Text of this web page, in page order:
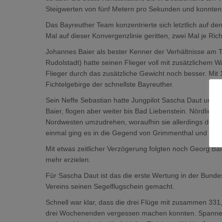
Steigwerten von fünf Metern pro Sekunden und
Das Bayreuther Team konzentrierte sich letztlich auf
Mal auf dieser Konvergenzlinie geritten, zwei Mal je
Johannes Baier als bester Kenner der Verhältnisse
Rudolstadt) hatte seinen Flieger voll mit zusätzlichem
Flieger durch das zusätzliche Gewicht noch besser.
Fichtelgebirge der schnellste Bayreuther.
Sein Neffe Sebastian hatte Jungpilot Sascha Daut
Baier, flogen aber weiter bis Bad Liebenstein. Nördlich
Nordwesten umzudrehen, woraufhin sie allerdings
einmal ging es in die Gegend von Grimmenthal und
Mit etwas zeitlicher Verzögerung folgten noch Georg
mehr erzielen.
Für Sascha Daut ist das die erste Wertung in der
Vereins seinen Segelflugschein gemacht.
Schnell war klar, dass die drei Flüge mit zusammen
drei Wochenenden vergessen machen konnten.